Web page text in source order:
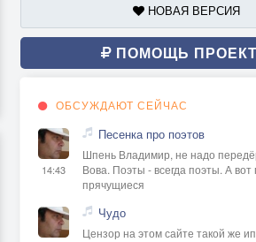
НОВАЯ ВЕРСИЯ
ПОМОЩЬ
ОБСУЖДАЮТ СЕЙЧАС
14:43
Песенка про поэтов
Шпень Владимир, не надо
Вова. Поэты - всегда поэты. А
прячущиеся
Чудо
Цензор на этом сайте такой же